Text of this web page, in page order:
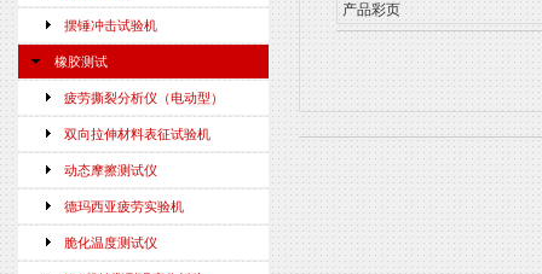
摆锤冲击试验机
橡胶测试
疲劳撕裂分析仪（电动型）
双向拉伸材料表征试验机
动态摩擦测试仪
德玛西亚疲劳实验机
脆化温度测试仪
产品彩页